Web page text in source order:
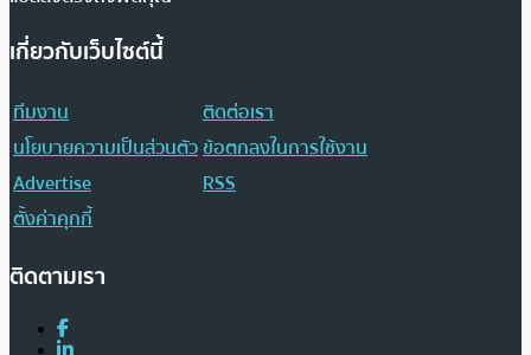
เกี่ยวกับเว็บไซต์นี้
ทีมงาน
ติดต่อเรา
นโยบายความเป็นส่วนตัวข้อตกลงในการใช้งาน
Advertise
RSS
ตั้งค่าคุกกี้
ติดตามเรา